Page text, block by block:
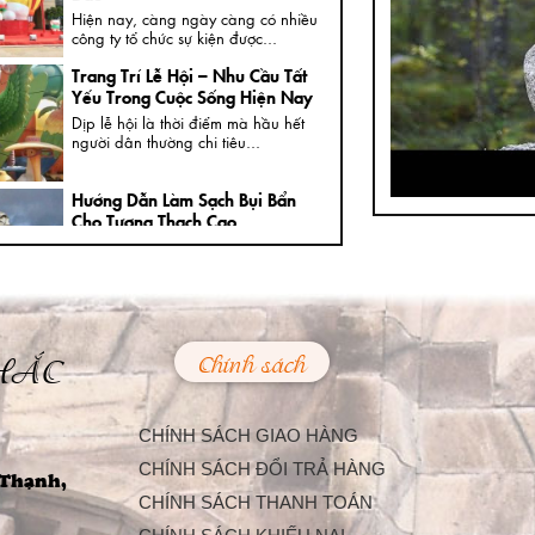
Hiện nay, càng ngày càng có nhiều
công ty tổ chức sự kiện được...
Trang Trí Lễ Hội – Nhu Cầu Tất
Yếu Trong Cuộc Sống Hiện Nay
Dịp lễ hội là thời điểm mà hầu hết
người dân thường chi tiêu...
Hướng Dẫn Làm Sạch Bụi Bẩn
Cho Tượng Thạch Cao
Ngày nay, trong nhà, đại sảnh, cửa
Bí Quyết Để Tượng Đá Mỹ Nghệ
Luôn Giữ Được Nước Bóng Tốt
Nhất
Trong điều kiện phát triển kinh tế,
chúng tôi nhận thấy khách hàng...
Cách Vệ Sinh Trần Nhà Thạch
Cao Của Chuyên Gia
Cách vệ sinh trần nhà thạch cao
đúng đắn và hiệu quả có phải...
Chính sách
CHÍNH SÁCH GIAO HÀNG
CHÍNH SÁCH ĐỔI TRẢ HÀNG
CHÍNH SÁCH THANH TOÁN